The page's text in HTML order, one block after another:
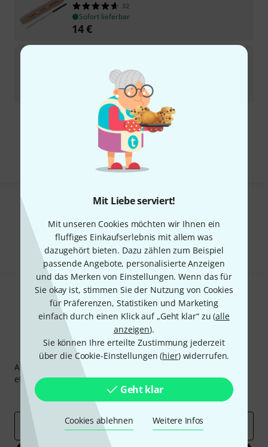
Mit Liebe serviert!
Mit unseren Cookies möchten wir Ihnen ein
fluffiges Einkaufserlebnis mit allem was
dazugehört bieten. Dazu zählen zum Beispiel
passende Angebote, personalisierte Anzeigen
und das Merken von Einstellungen. Wenn das für
Sie okay ist, stimmen Sie der Nutzung von Cookies
für Präferenzen, Statistiken und Marketing
einfach durch einen Klick auf „Geht klar“ zu (alle
anzeigen).
Sie können Ihre erteilte Zustimmung jederzeit
über die Cookie-Einstellungen (hier) widerrufen.
Geht klar
Cookies ablehnen Weitere Infos
32
Sofort lieferbar
14€
Sofort lieferbar
Kostenloser Versand ab 29 €
Alle Preise inkl. MwSt.
Teilen Hilfe & Feedback
Thomann Newsletter
Abonniere den Thomann Newsletter und gewinne mit
etwas Glück einen von50 Gutscheinenüber jeweils50€
Inspirierende Beiträge
Deals Thomann Insights
E-Mail-Adresse*